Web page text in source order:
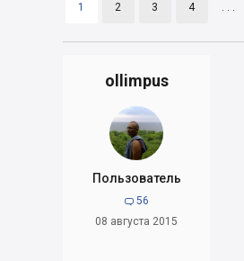
1 2 3 4 . . .
ollimpus
Пользователь
 56
08 августа 2015